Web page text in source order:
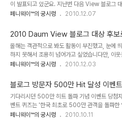
이렇네요. "대중문화 리뷰어라는 말이 무척 잘 어
드라마, 만화 등 분야를 가리지 않고 솔직한 의견
게 접하기 힘든 메뉴다" ..
이 발표되고 있군요. 지난번 다음 View 블로그
소식에 이어 이번에는 2010 대한민국 블로그 어
하는 것인데, 작년에 이어 올해에도 문화/예술 분
되었습니다. 작년은 시행 첫해여서인지 후보군
보여서 저와 같은 섹션에 육아, 라이프로거가 같
조금 황당한 면도 없지 않아서 개인적으로 항의
번에는 비교적 부문별 분류를 잘 해놓은 듯 합니다
보로 오른 것에 의미를 둬야겠다....
페니웨이™의 궁시렁 2010.12.07
2010 Daum View 블로그 대상 후보
니다.
올해는 객관적으로 봐도 활동이 부진했고, 눈에
하지 못해서 조용히 넘어가고 싶었습니다만, 이
님의 흉계(?)로 인하여 올해 역시 Daum View
그저 후보 선정 그 자체로 의미를 두겠다... 마 그
습니다. (여러분 이거 다 ~ 거짓 부렁인거 아시죠
말,연초가 되면 각종 블로그 시상식에 오르내리고
도 하고, 뭐 이 변변찮은 블로그를 자꾸 언급하나
니다. 사실 메타블로그가 올해 들어 급속히 쇠퇴
페니웨이™의 궁시렁 2010.12.03
블로그 방문자 500만 Hit 달성 이벤
기다리시던 500만 히트 돌파 기념 이벤트 당첨
벤트 퀴즈는 '한국 최초로 500만 관객을 돌파한
맡은 배우는 누구일까요?'였습니다. 정답은 '김윤
페니웨이™의 궁시렁 2010.10.11